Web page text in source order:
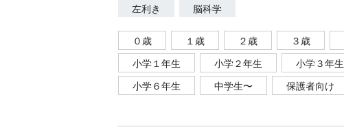
左利き 脳科学
０歳 １歳 ２歳 ３歳
小学１年生
小学２年生 小学３年生
小学６年生
中学生〜 保護者向け